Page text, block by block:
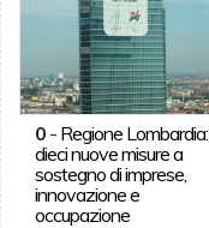
0- Regione Lombardia:
dieci nuove misure a
sostegno di imprese,
innovazione e
occupazione